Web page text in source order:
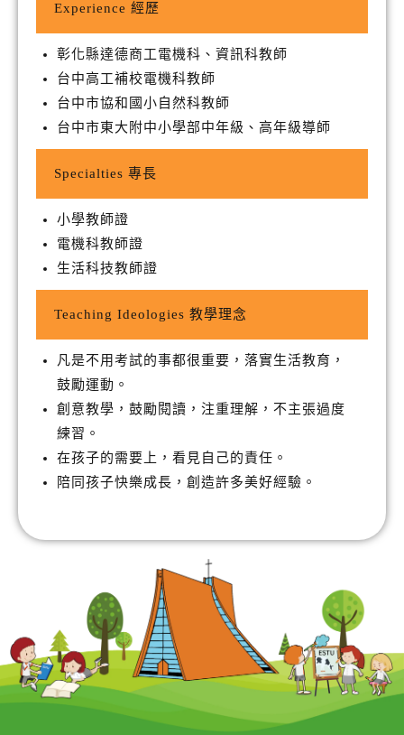
Experience 經歷
彰化縣達德商工電機科、資訊科教師
台中高工補校電機科教師
台中市協和國小自然科教師
台中市東大附中小學部中年級、高年級導師
Specialties 專長
小學教師證
電機科教師證
生活科技教師證
Teaching Ideologies 教學理念
凡是不用考試的事都很重要，落實生活教育，
鼓勵運動。
創意教學，鼓勵閱讀，注重理解，不主張過度
練習。
在孩子的需要上，看見自己的責任。
陪同孩子快樂成長，創造許多美好經驗。